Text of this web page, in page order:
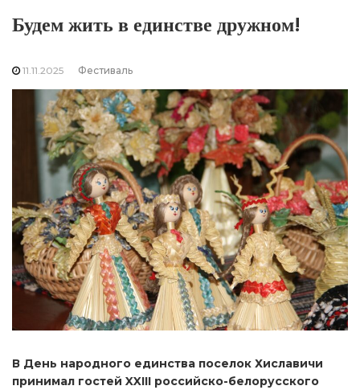
Будем жить в единстве дружном!
11.11.2025 Фестиваль
В День народного единства поселок Хиславичи
принимал гостей XXIII российско-белорусского